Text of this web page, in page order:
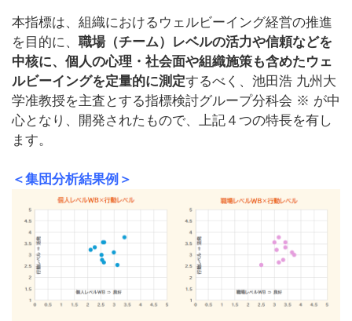
本指標は、組織におけるウェルビーイング経営の推進
を目的に、 職場（チーム）レベルの活力や信頼などを
中核に、個人の心理・社会面や組織施策も含めたウェ
ルビーイングを定量的に測定するべく、池田浩 九州大
学准教授を主査とする指標検討グループ分科会 ※ が中
心となり、開発されたもので、上記４つの特長を有し
ます。
＜集団分析結果例＞